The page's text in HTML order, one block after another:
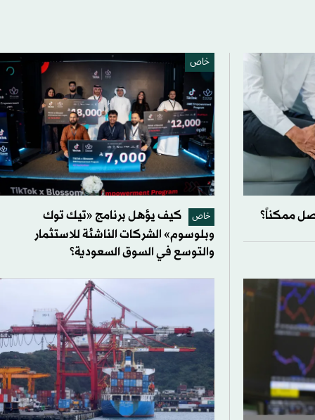
ممكناً؟
خاص
خاص
كيف يؤهل برنامج «تيك توك
وبلوسوم» الشركات الناشئة للاستثمار
والتوسع في السوق السعودية؟